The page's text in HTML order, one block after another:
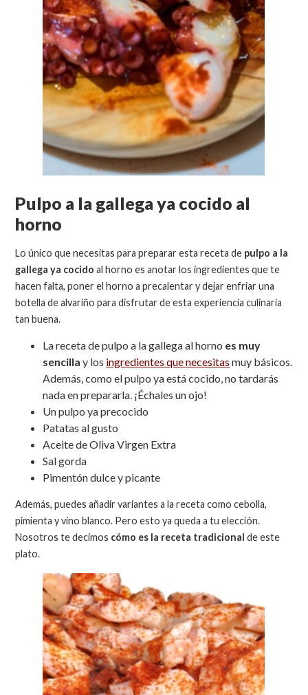
Pulpo a la gallega ya cocido al
horno
Lo único que necesitas para preparar esta receta de pulpo a la
gallega ya cocido al horno es anotar los ingredientes que te
hacen falta, poner el horno a precalentar y dejar enfriar una
botella de alvariño para disfrutar de esta experiencia culinaria
tan buena.
La receta de pulpo a la gallega al horno es muy
sencilla y los ingredientes que necesitas muy básicos.
Además, como el pulpo ya está cocido, no tardarás
nada en prepararla. ¡Échales un ojo!
Un pulpo ya precocido
Patatas al gusto
Aceite de Oliva Virgen Extra
Sal gorda
Pimentón dulce y picante
Además, puedes añadir variantes a la receta como cebolla,
pimienta y vino blanco. Pero esto ya queda a tu elección.
Nosotros te decimos cómo es la receta tradicional de este
plato.